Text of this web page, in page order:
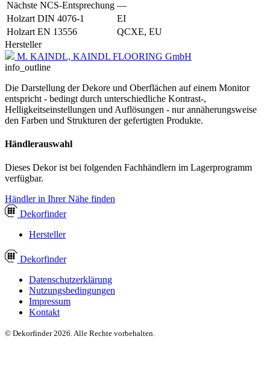
Nächste NCS-Entsprechung —
Holzart DIN 4076-1
EI
Holzart EN 13556
QCXE, EU
Hersteller
M. KAINDL, KAINDL FLOORING GmbH
info_outline
Die Darstellung der Dekore und Oberflächen auf einem Monitor
entspricht - bedingt durch unterschiedliche Kontrast-,
Helligkeitseinstellungen und Auflösungen - nur annäherungsweise
den Farben und Strukturen der gefertigten Produkte.
Händlerauswahl
Dieses Dekor ist bei folgenden Fachhändlern im Lagerprogramm
verfügbar.
Händler in Ihrer Nähe finden
Dekorfinder
Hersteller
Dekorfinder
Datenschutzerklärung
Nutzungsbedingungen
Impressum
Kontakt
© Dekorfinder 2026. Alle Rechte vorbehalten.